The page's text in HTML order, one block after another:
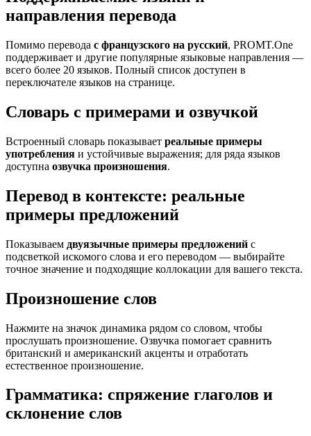
направления перевода
Помимо перевода с французского на русский, PROMT.One
поддерживает и другие популярные языковые направления —
всего более 20 языков. Полный список доступен в
переключателе языков на странице.
Словарь с примерами и озвучкой
Встроенный словарь показывает реальные примеры
употребления и устойчивые выражения; для ряда языков
доступна озвучка произношения.
Перевод в контексте: реальные
примеры предложений
Показываем двуязычные примеры предложений с
подсветкой искомого слова и его переводом — выбирайте
точное значение и подходящие коллокации для вашего текста.
Произношение слов
Нажмите на значок динамика рядом со словом, чтобы
прослушать произношение. Озвучка помогает сравнить
британский и американский акценты и отработать
естественное произношение.
Грамматика: спряжение глаголов и
склонение слов